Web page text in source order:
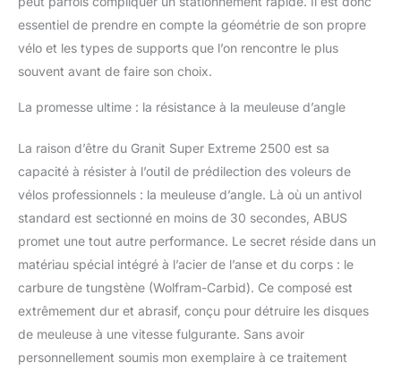
essentiel de prendre en compte la géométrie de son propre
vélo et les types de supports que l’on rencontre le plus
souvent avant de faire son choix.
La promesse ultime : la résistance à la meuleuse d’angle
La raison d’être du Granit Super Extreme 2500 est sa
capacité à résister à l’outil de prédilection des voleurs de
vélos professionnels : la meuleuse d’angle. Là où un antivol
standard est sectionné en moins de 30 secondes, ABUS
promet une tout autre performance. Le secret réside dans un
matériau spécial intégré à l’acier de l’anse et du corps : le
carbure de tungstène (Wolfram-Carbid). Ce composé est
extrêmement dur et abrasif, conçu pour détruire les disques
de meuleuse à une vitesse fulgurante. Sans avoir
personnellement soumis mon exemplaire à ce traitement